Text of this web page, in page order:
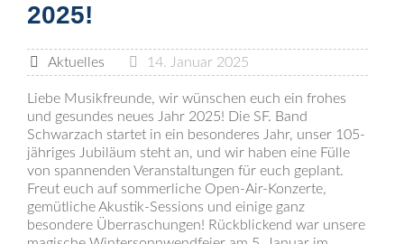
2025!
Aktuelles 14. Januar 2025
Liebe Musikfreunde, wir wünschen euch ein frohes
und gesundes neues Jahr 2025! Die SF. Band
Schwarzach startet in ein besonderes Jahr, unser 105-
jähriges Jubiläum steht an, und wir haben eine Fülle
von spannenden Veranstaltungen für euch geplant.
Freut euch auf sommerliche Open-Air-Konzerte,
gemütliche Akustik-Sessions und einige ganz
besondere Überraschungen! Rückblickend war unsere